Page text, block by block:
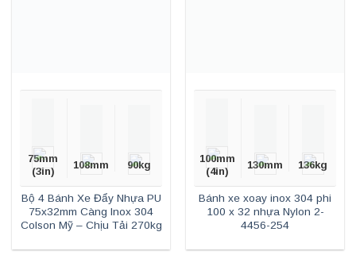
75mm
(3in)
108mm 90kg
Bộ 4 Bánh Xe Đẩy Nhựa PU
75x32mm Càng Inox 304
Colson Mỹ – Chịu Tải 270kg
100mm
(4in)
130mm 136kg
Bánh xe xoay inox 304 phi
100 x 32 nhựa Nylon 2-
4456-254